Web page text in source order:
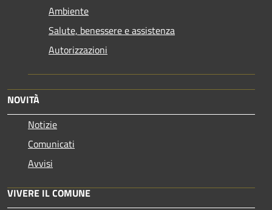
Ambiente
Salute, benessere e assistenza
Autorizzazioni
NOVITÀ
Notizie
Comunicati
Avvisi
VIVERE IL COMUNE